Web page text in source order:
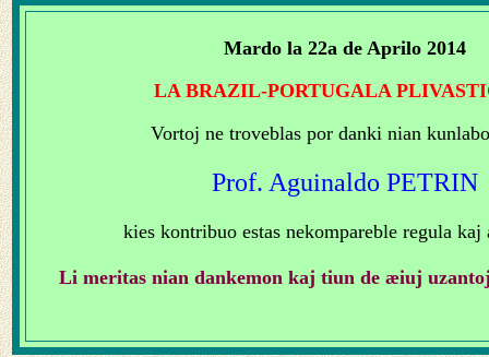
Mardo la 22a de Aprilo 2014
LA BRAZIL-PORTUGALA
Vortoj ne troveblas por danki nian
Prof. Aguinaldo PETRIN
kies kontribuo estas nekompareble regula kaj
Li meritas nian dankemon kaj tiun de æiuj